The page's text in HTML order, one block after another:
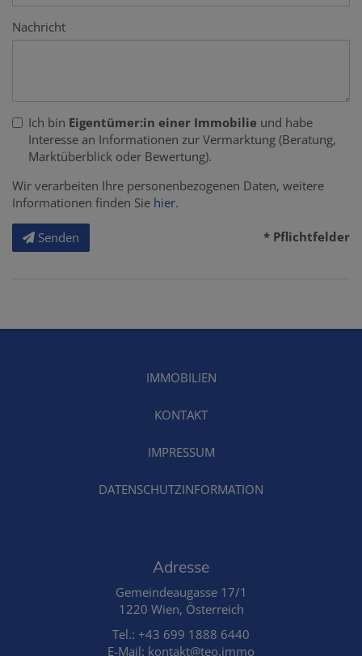
Nachricht
Ich bin Eigentümer:in einer Immobilie und habe
Interesse an Informationen zur Vermarktung (Beratung,
Marktüberblick oder Bewertung).
Wir verarbeiten Ihre personenbezogenen Daten, weitere
Informationen finden Sie hier.
Senden * Pflichtfelder
IMMOBILIEN
KONTAKT
IMPRESSUM
DATENSCHUTZINFORMATION
Adresse
Gemeindeaugasse 17/1
1220 Wien, Österreich
Tel.: +43 699 1888 6440
E-Mail: kontakt@teo.immo